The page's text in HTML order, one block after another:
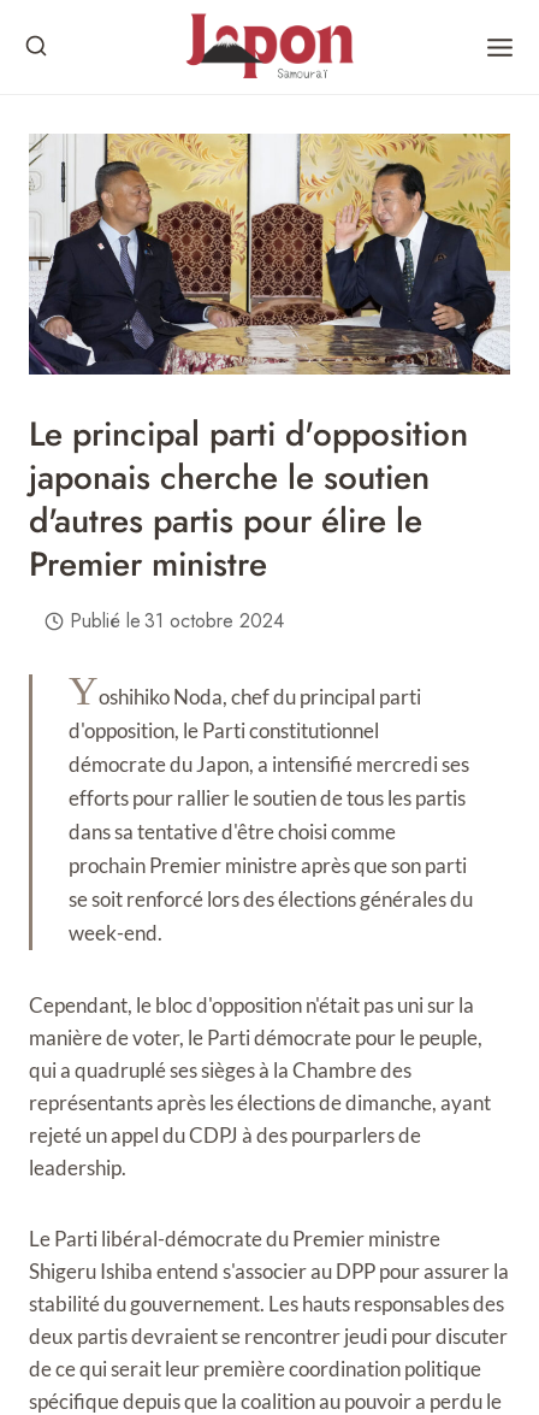
Le principal parti d'opposition
japonais cherche le soutien
d'autres partis pour élire le
Premier ministre
Publié le31 octobre 2024
Yoshihiko Noda, chef du principal parti
d'opposition, le Parti constitutionnel
démocrate du Japon, a intensifié mercredi ses
efforts pour rallier le soutien de tous les partis
dans sa tentative d'être choisi comme
prochain Premier ministre après que son parti
se soit renforcé lors des élections générales du
week-end.
Cependant, le bloc d'opposition n'était pas uni sur la
manière de voter, le Parti démocrate pour le peuple,
qui a quadruplé ses sièges à la Chambre des
représentants après les élections de dimanche, ayant
rejeté un appel du CDPJ à des pourparlers de
leadership.
Le Parti libéral-démocrate du Premier ministre
Shigeru Ishiba entend s'associer au DPP pour assurer la
stabilité du gouvernement. Les hauts responsables des
deux partis devraient se rencontrer jeudi pour discuter
de ce qui serait leur première coordination politique
spécifique depuis que la coalition au pouvoir a perdu le